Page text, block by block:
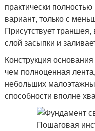
практически
вариант, только с
Присутствует
слой засыпки и
Конструкция
чем полноценная
небольших
способности вполне